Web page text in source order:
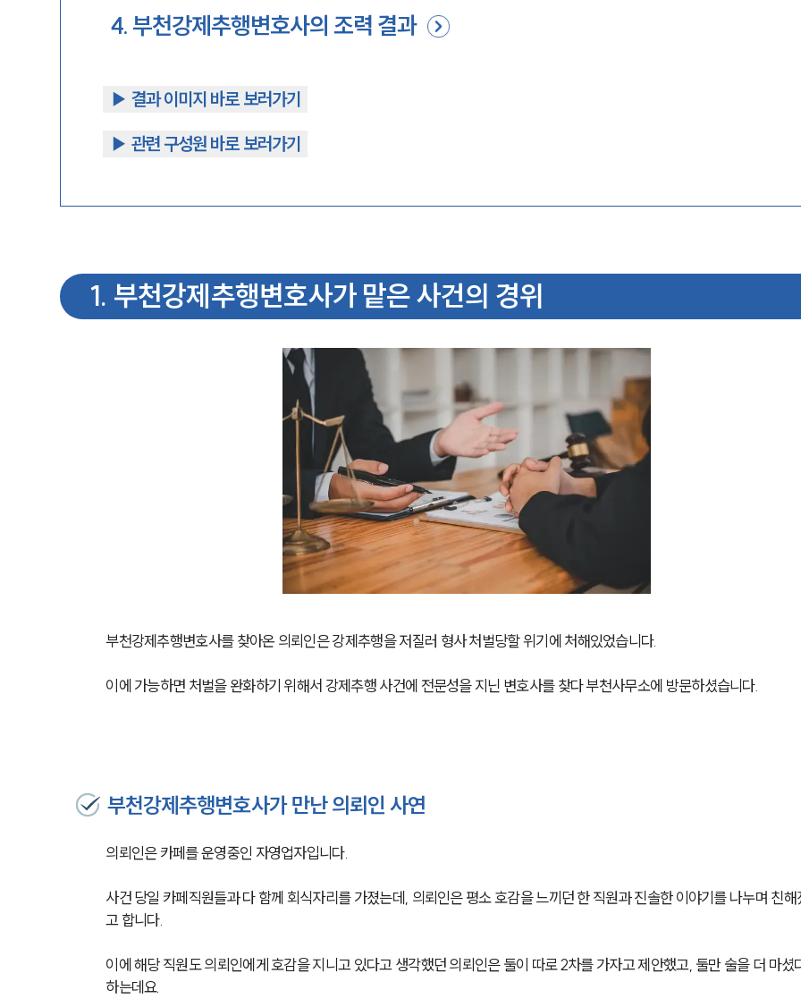
4. 부천강제추행변호사의 조력 결과
▶︎ 결과 이미지 바로 보러가기
▶︎ 관련 구성원 바로 보러가기
1. 부천강제추행변호사가 맡은 사건의 경위
부천강제추행변호사를 찾아온 의뢰인은 강제추행을 저질러 형사 처벌당할 위기에 처해있었습니다.
이에 가능하면 처벌을 완화하기 위해서 강제추행 사건에 전문성을 지닌 변호사를 찾다 부천사무소에 방문하셨습니다.
부천강제추행변호사가 만난 의뢰인 사연
의뢰인은 카페를 운영중인 자영업자입니다.
사건 당일 카페직원들과 다 함께 회식자리를 가졌는데, 의뢰인은 평소 호감을 느끼던 한 직원과 진솔한 이야기를 나누며 친해
고 합니다.
이에 해당 직원도 의뢰인에게 호감을 지니고 있다고 생각했던 의뢰인은 둘이 따로 2차를 가자고 제안했고, 둘만 술을 더 마셨
하는데요.